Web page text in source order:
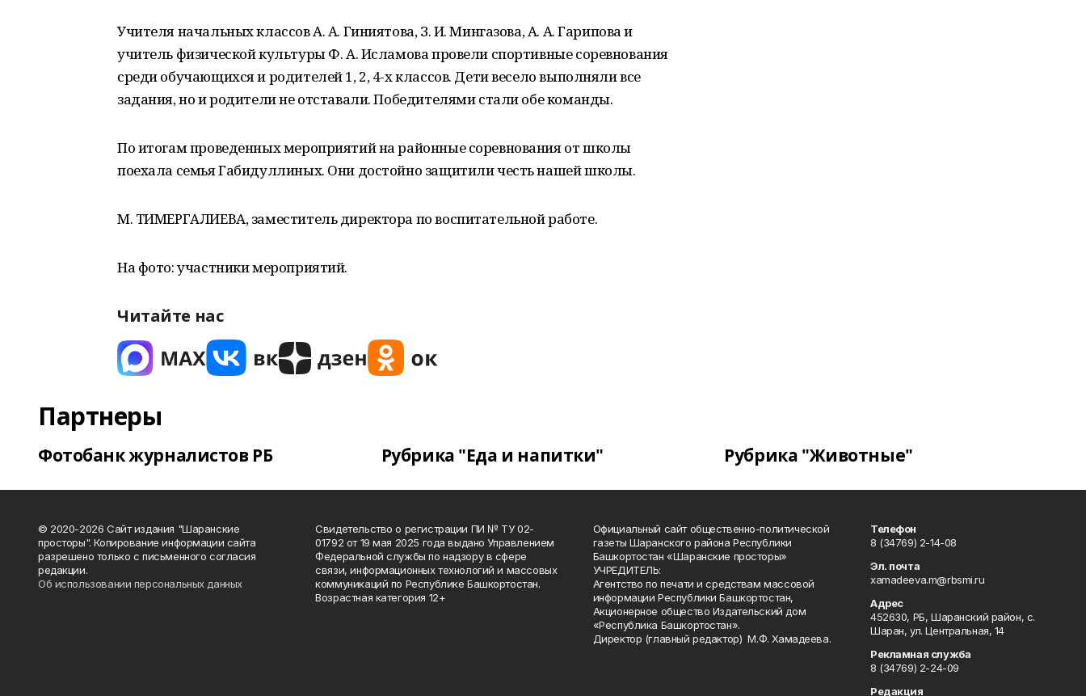
Учителя начальных классов А. А. Гиниятова, З. И. Мингазова, А. А. Гарипова и
учитель физической культуры Ф. А. Исламова провели спортивные соревнования
среди обучающихся и родителей 1, 2, 4-х классов. Дети весело выполняли все
задания, но и родители не отставали. Победителями стали обе команды.
По итогам проведенных мероприятий на районные соревнования от школы
поехала семья Габидуллиных. Они достойно защитили честь нашей школы.
М. ТИМЕРГАЛИЕВА, заместитель директора по воспитательной работе.
На фото: участники мероприятий.
Читайте нас
Партнеры
Фотобанк журналистов РБ Рубрика "Еда и напитки" Рубрика "Животные"
© 2020-2026 Сайт издания "Шаранские
просторы". Копирование информации сайта
разрешено только с письменного согласия
редакции.
Об использовании персональных данных
Свидетельство о регистрации ПИ № ТУ 02-
01792 от 19 мая 2025 года выдано Управлением
Федеральной службы по надзору в сфере
связи, информационных технологий и массовых
коммуникаций по Республике Башкортостан.
Возрастная категория 12+
Официальный сайт общественно-политической
газеты Шаранского района Республики
Башкортостан «Шаранские просторы»
УЧРЕДИТЕЛЬ:
Агентство по печати и средствам массовой
информации Республики Башкортостан,
Акционерное общество Издательский дом
«Республика Башкортостан».
Директор (главный редактор) М.Ф. Хамадеева.
Телефон
8 (34769) 2-14-08
Эл. почта
xamadeeva.m@rbsmi.ru
Адрес
452630, РБ, Шаранский район, с.
Шаран, ул. Центральная, 14
Рекламная служба
8 (34769) 2-24-09
Редакция